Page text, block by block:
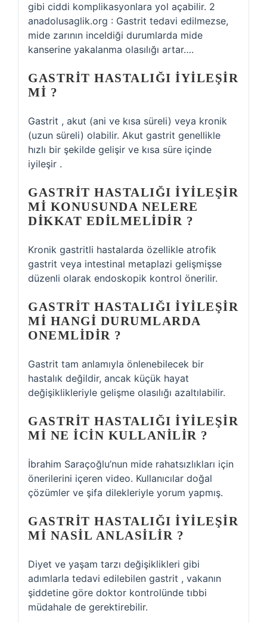
gibi ciddi komplikasyonlara yol açabilir. 2
anadolusaglik.org : Gastrit tedavi edilmezse,
mide zarının inceldiği durumlarda mide
kanserine yakalanma olasılığı artar….
GASTRIT HASTALIĞI IYILEŞIR
MI ?
Gastrit , akut (ani ve kısa süreli) veya kronik
(uzun süreli) olabilir. Akut gastrit genellikle
hızlı bir şekilde gelişir ve kısa süre içinde
iyileşir .
GASTRIT HASTALIĞI IYILEŞIR
MI KONUSUNDA NELERE
DIKKAT EDILMELIDIR ?
Kronik gastritli hastalarda özellikle atrofik
gastrit veya intestinal metaplazi gelişmişse
düzenli olarak endoskopik kontrol önerilir.
GASTRIT HASTALIĞI IYILEŞIR
MI HANGI DURUMLARDA
ONEMLIDIR ?
Gastrit tam anlamıyla önlenebilecek bir
hastalık değildir, ancak küçük hayat
değişiklikleriyle gelişme olasılığı azaltılabilir.
GASTRIT HASTALIĞI IYILEŞIR
MI NE ICIN KULLANILIR ?
İbrahim Saraçoğlu’nun mide rahatsızlıkları için
önerilerini içeren video. Kullanıcılar doğal
çözümler ve şifa dilekleriyle yorum yapmış.
GASTRIT HASTALIĞI IYILEŞIR
MI NASIL ANLASILIR ?
Diyet ve yaşam tarzı değişiklikleri gibi
adımlarla tedavi edilebilen gastrit , vakanın
şiddetine göre doktor kontrolünde tıbbi
müdahale de gerektirebilir.